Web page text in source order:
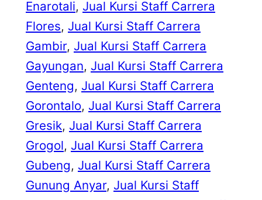
Enarotali, Jual Kursi Staff Carrera
Flores, Jual Kursi Staff Carrera
Gambir, Jual Kursi Staff Carrera
Gayungan, Jual Kursi Staff Carrera
Genteng, Jual Kursi Staff Carrera
Gorontalo, Jual Kursi Staff Carrera
Gresik, Jual Kursi Staff Carrera
Grogol, Jual Kursi Staff Carrera
Gubeng, Jual Kursi Staff Carrera
Gunung Anyar, Jual Kursi Staff